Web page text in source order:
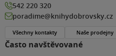
Často navštěvované
542 220 320
poradime@knihydobrovsky.cz
Všechny kontakty Naše prodejny